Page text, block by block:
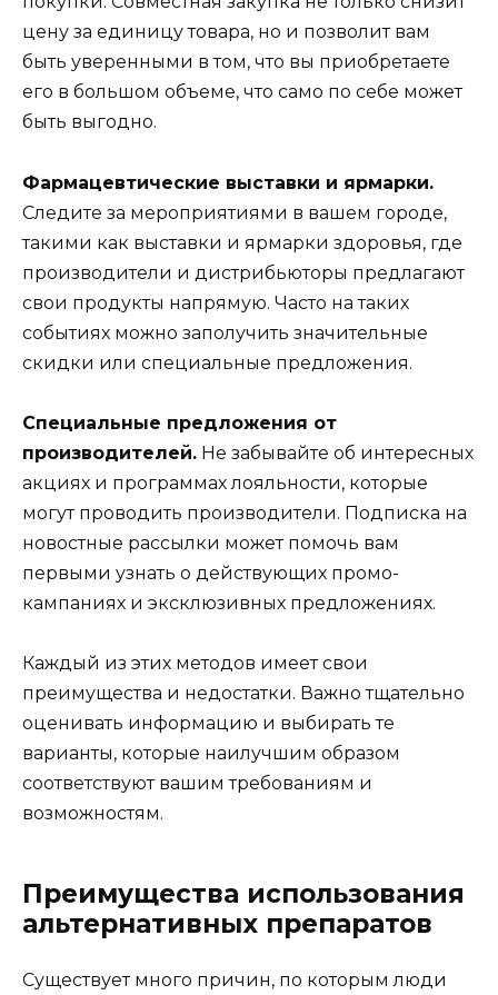
цену за единицу товара, но и позволит вам
быть уверенными в том, что вы приобретаете
его в большом объеме, что само по себе может
быть выгодно.
Фармацевтические выставки и ярмарки.
Следите за мероприятиями в вашем городе,
такими как выставки и ярмарки здоровья, где
производители и дистрибьюторы предлагают
свои продукты напрямую. Часто на таких
событиях можно заполучить значительные
скидки или специальные предложения.
Специальные предложения от
производителей. Не забывайте об интересных
акциях и программах лояльности, которые
могут проводить производители. Подписка на
новостные рассылки может помочь вам
первыми узнать о действующих промо-
кампаниях и эксклюзивных предложениях.
Каждый из этих методов имеет свои
преимущества и недостатки. Важно тщательно
оценивать информацию и выбирать те
варианты, которые наилучшим образом
соответствуют вашим требованиям и
возможностям.
Преимущества использования
альтернативных препаратов
Существует много причин, по которым люди